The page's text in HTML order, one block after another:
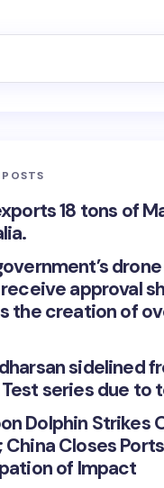
18 tons of
approval
the creation of
sidelined
series due to
Dolphin Strikes
China Closes
of Impact